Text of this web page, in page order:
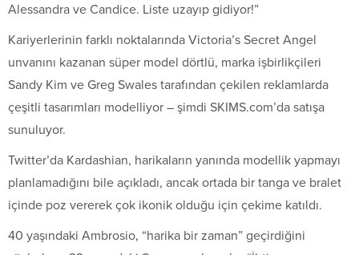
Alessandra ve Candice. Liste uzayıp gidiyor!”
Kariyerlerinin farklı noktalarında Victoria’s Secret Angel
unvanını kazanan süper model dörtlü, marka işbirlikçileri
Sandy Kim ve Greg Swales tarafından çekilen reklamlarda
çeşitli tasarımları modelliyor – şimdi SKIMS.com’da satışa
sunuluyor.
Twitter’da Kardashian, harikaların yanında modellik yapmayı
planlamadığını bile açıkladı, ancak ortada bir tanga ve bralet
içinde poz vererek çok ikonik olduğu için çekime katıldı.
40 yaşındaki Ambrosio, “harika bir zaman” geçirdiğini